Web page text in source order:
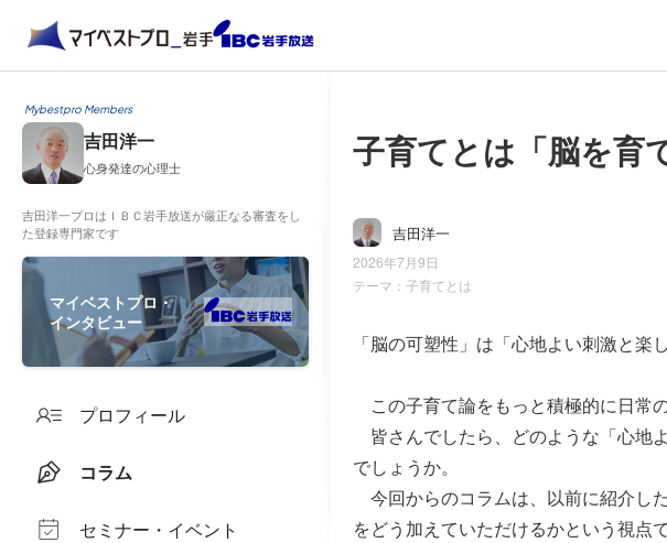
Mybestpro Members
吉田洋一
心身発達の心理士
吉田洋一プロはＩＢＣ岩手放送が厳正なる審査をし
た登録専門家です
マイベストプロ・
インタビュー
プロフィール
コラム
セミナー・イベント
子育てとは「脳を育
吉田洋一
2026年7月9日
テーマ： 子育てとは
「脳の可塑性」は「心地よい刺激と楽
この子育て論をもっと積極的に日常
皆さんでしたら、どのような「心地
でしょうか。
今回からのコラムは、以前に紹介し
をどう加えていただけるかという視点